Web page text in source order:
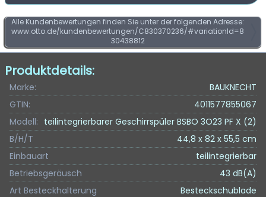
Alle Kundenbewertungen finden Sie unter der folgenden Adresse:
www.otto.de/kundenbewertungen/C830370236/#variationId=8
30438812
Produktdetails:
Marke:
BAUKNECHT
GTIN:
4011577855067
Modell: teilintegrierbarer Geschirrspüler BSBO 3O23 PF X (2)
B/H/T
44,8 x 82 x 55,5 cm
Einbauart
teilintegrierbar
Betriebsgeräusch
43 dB(A)
Art Besteckhalterung
Besteckschublade